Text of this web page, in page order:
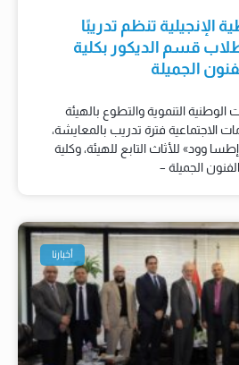
الإنجيلية تنظم تدريبًا
قسم الديكور بكلية
الجميلة
الوطنية التنموية والتطوع بالهيئة
الاجتماعية فترة تدريب بالمعايشة،
وود» للأثاث التابع للهيئة، وكلية
الفنون الجميلة –
أخبارنا